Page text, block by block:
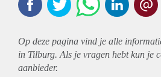
Op deze pagina vind je alle
in Tilburg. Als je vragen hebt kun je
aanbieder.